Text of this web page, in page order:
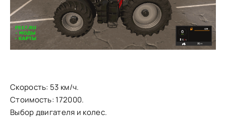
Скорость: 53 км/ч.
Стоимость: 172000.
Выбор двигателя и колес.